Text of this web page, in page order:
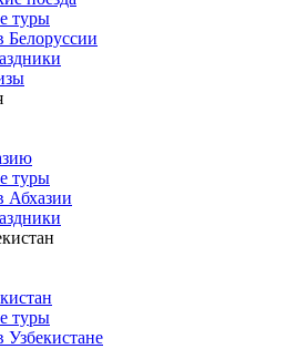
туры
туры
Абхазии
туры